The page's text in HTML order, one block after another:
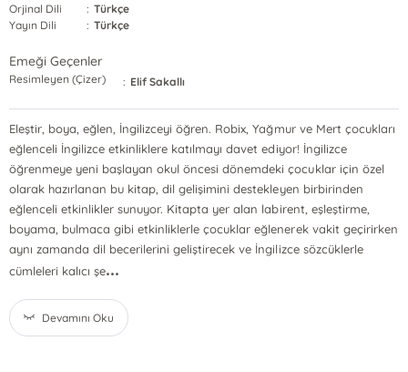
Orjinal Dili
: Türkçe
Yayın Dili
: Türkçe
Emeği Geçenler
Resimleyen (Çizer) : Elif Sakallı
Eleştir, boya, eğlen, İngilizceyi öğren. Robix, Yağmur ve Mert çocukları
eğlenceli İngilizce etkinliklere katılmayı davet ediyor! İngilizce
öğrenmeye yeni başlayan okul öncesi dönemdeki çocuklar için özel
olarak hazırlanan bu kitap, dil gelişimini destekleyen birbirinden
eğlenceli etkinlikler sunuyor. Kitapta yer alan labirent, eşleştirme,
boyama, bulmaca gibi etkinliklerle çocuklar eğlenerek vakit geçirirken
aynı zamanda dil becerilerini geliştirecek ve İngilizce sözcüklerle
cümleleri kalıcı şe...
Devamını Oku